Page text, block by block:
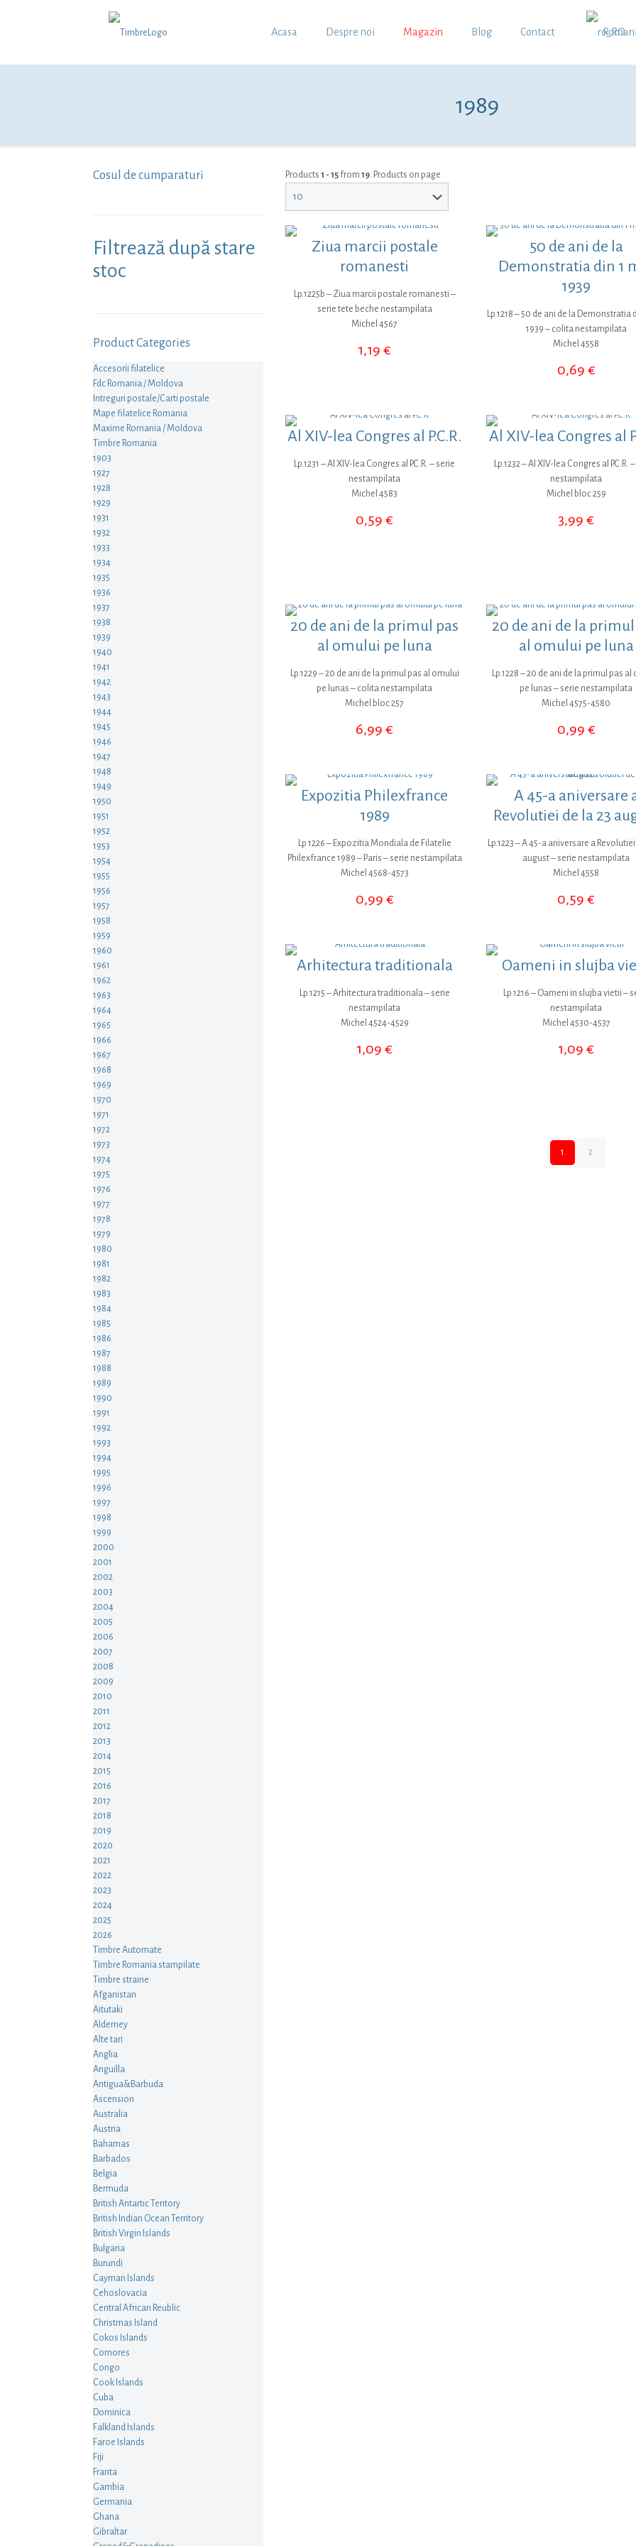
Acasa Despre noi Magazin Blog Contact
1989
Products 1 - 15from 19. Products on page
Ziua marcii postale
romanesti
Lp.1225b – Ziua marcii postale romanesti –
serie tete beche nestampilata
Michel 4567
1,19€
50 de ani de la
Demonstratia din 1
1939
Lp.1218 – 50 de ani de la Demonstratia
1939 – colita nestampilata
Michel 4558
0,69 €
Al XIV-lea Congres al P.C.R.
Lp.1231 – Al XIV-lea Congres al P.C.R. – serie
nestampilata
Michel 4583
0,59€
Al XIV-lea Congres al
Lp.1232 – Al XIV-lea Congres al P.C.R.
nestampilata
Michel bloc 259
3,99€
20 de ani de la primul pas
al omului pe luna
Lp.1229 – 20 de ani de la primul pas al omului
pe lunas – colita nestampilata
Michel bloc 257
6,99€
20 de ani de la primul
al omului pe luna
Lp.1228 – 20 de ani de la primul pas
pe lunas – serie nestampilata
Michel 4575-4580
0,99 €
Expozitia Philexfrance
1989
Lp.1226 – Expozitia Mondiala de Filatelie
Philexfrance 1989 – Paris – serie nestampilata
Michel 4568-4573
0,99 €
A 45-a aniversare
Revolutiei de la 23
Lp.1223 – A 45-a aniversare a
august – serie nestampilata
Michel 4558
0,59€
Arhitectura traditionala
Lp.1215 – Arhitectura traditionala – serie
nestampilata
Michel 4524-4529
1,09€
Oameni in slujba
Lp.1216 – Oameni in slujba vietii –
nestampilata
Michel 4530-4537
1,09€
1 2
Cosul de cumparaturi
Filtrează după stare
stoc
Product Categories
Accesorii filatelice
Fdc Romania / Moldova
Intreguri postale/Carti postale
Mape filatelice Romania
Maxime Romania / Moldova
Timbre Romania
1903
1927
1928
1929
1931
1932
1933
1934
1935
1936
1937
1938
1939
1940
1941
1942
1943
1944
1945
1946
1947
1948
1949
1950
1951
1952
1953
1954
1955
1956
1957
1958
1959
1960
1961
1962
1963
1964
1965
1966
1967
1968
1969
1970
1971
1972
1973
1974
1975
1976
1977
1978
1979
1980
1981
1982
1983
1984
1985
1986
1987
1988
1989
1990
1991
1992
1993
1994
1995
1996
1997
1998
1999
2000
2001
2002
2003
2004
2005
2006
2007
2008
2009
2010
2011
2012
2013
2014
2015
2016
2017
2018
2019
2020
2021
2022
2023
2024
2025
2026
Timbre Automate
Timbre Romania stampilate
Timbre straine
Afganistan
Aitutaki
Alderney
Alte tari
Anglia
Anguilla
Antigua&Barbuda
Ascension
Australia
Austria
Bahamas
Barbados
Belgia
Bermuda
British Antartic Teritory
British Indian Ocean Territory
British Virgin Islands
Bulgaria
Burundi
Cayman Islands
Cehoslovacia
Central African Reublic
Christmas Island
Cokos Islands
Comores
Congo
Cook Islands
Cuba
Dominica
Falkland Islands
Faroe Islands
Fiji
Franta
Gambia
Germania
Ghana
Gibraltar